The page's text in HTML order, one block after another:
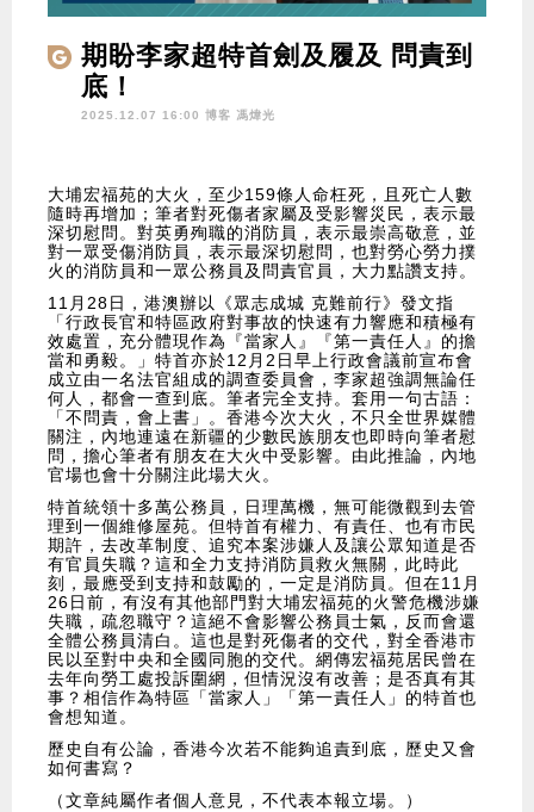
期盼李家超特首劍及履及 問責到
底！
2025.12.07 16:00 博客 馮煒光
大埔宏福苑的大火，至少159條人命枉死，且死亡人數
隨時再增加；筆者對死傷者家屬及受影響災民，表示最
深切慰問。對英勇殉職的消防員，表示最崇高敬意，並
對一眾受傷消防員，表示最深切慰問，也對勞心勞力撲
火的消防員和一眾公務員及問責官員，大力點讚支持。
11月28日，港澳辦以《眾志成城 克難前行》發文指
「行政長官和特區政府對事故的快速有力響應和積極有
效處置，充分體現作為『當家人』『第一責任人』的擔
當和勇毅。」特首亦於12月2日早上行政會議前宣布會
成立由一名法官組成的調查委員會，李家超強調無論任
何人，都會一查到底。筆者完全支持。套用一句古語：
「不問責，會上書」。香港今次大火，不只全世界媒體
關注，內地連遠在新疆的少數民族朋友也即時向筆者慰
問，擔心筆者有朋友在大火中受影響。由此推論，內地
官場也會十分關注此場大火。
特首統領十多萬公務員，日理萬機，無可能微觀到去管
理到一個維修屋苑。但特首有權力、有責任、也有市民
期許，去改革制度、追究本案涉嫌人及讓公眾知道是否
有官員失職？這和全力支持消防員救火無關，此時此
刻，最應受到支持和鼓勵的，一定是消防員。但在11月
26日前，有沒有其他部門對大埔宏福苑的火警危機涉嫌
失職，疏忽職守？這絕不會影響公務員士氣，反而會還
全體公務員清白。這也是對死傷者的交代，對全香港市
民以至對中央和全國同胞的交代。網傳宏福苑居民曾在
去年向勞工處投訴圍網，但情況沒有改善；是否真有其
事？相信作為特區「當家人」「第一責任人」的特首也
會想知道。
歷史自有公論，香港今次若不能夠追責到底，歷史又會
如何書寫？
（文章純屬作者個人意見，不代表本報立場。）